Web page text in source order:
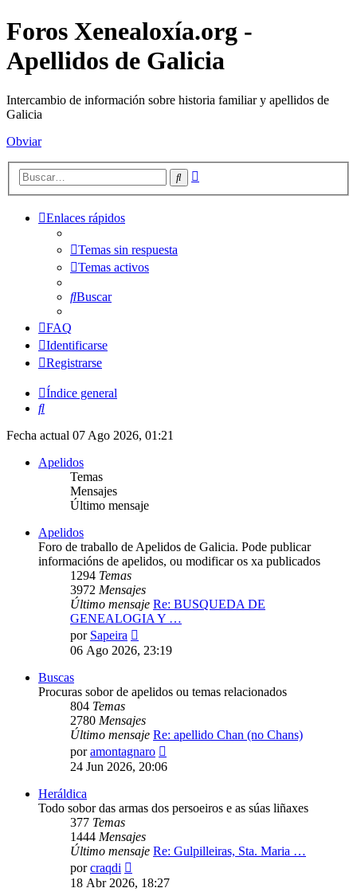
Foros Xenealoxía.org -
Apellidos de Galicia
Intercambio de información sobre historia familiar y apellidos de
Galicia
Obviar
Buscar
Enlaces rápidos
Temas sin respuesta
Temas activos
Buscar
FAQ
Identificarse
Registrarse
Índice general
Buscar
Fecha actual 07 Ago 2026, 01:21
Apelidos
Temas
Mensajes
Último mensaje
Apelidos
Foro de traballo de Apelidos de Galicia. Pode publicar
informacións de apelidos, ou modificar os xa publicados
1294 Temas
3972 Mensajes
Último mensaje Re: BUSQUEDA DE
GENEALOGIA Y …
por Sapeira
último
06 Ago 2026, 23:19
Buscas
Procuras sobor de apelidos ou temas relacionados
804 Temas
2780 Mensajes
Último mensaje Re: apellido Chan (no Chans)
poramontagnaro
último
24 Jun 2026, 20:06
Heráldica
Todo sobor das armas dos persoeiros e as súas liñaxes
377 Temas
1444 Mensajes
Último mensaje Re: Gulpilleiras, Sta. Maria …
porcraqdi
último
18 Abr 2026, 18:27